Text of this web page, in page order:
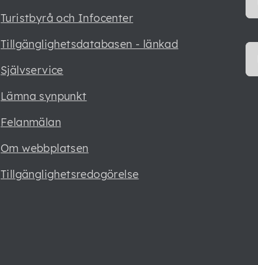
Turistbyrå och Infocenter
Tillgänglighetsdatabasen - länkad
Självservice
Lämna synpunkt
Felanmälan
Om webbplatsen
Tillgänglighetsredogörelse